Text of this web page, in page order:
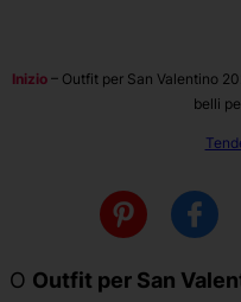
Inizio – Outfit per San Valentino
belli
O Outfit per San